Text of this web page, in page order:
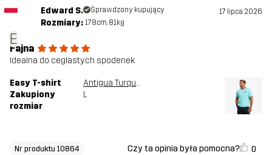
E
Edward S. Sprawdzony kupujący 17 lipca 2026
Rozmiary: 178cm, 81kg
Fajna
Idealna do ceglastych spodenek
Easy T-shirt
Antigua Turquoise
Zakupiony
rozmiar
L
Nr produktu 10864 Czy ta opinia była pomocna? 0